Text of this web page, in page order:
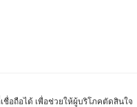
อถือได้ เพื่อช่วยให้ผู้บริโภคตัดสินใจ